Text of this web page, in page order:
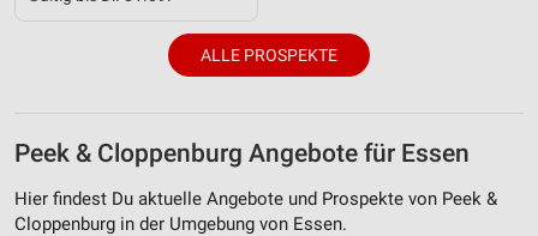
ALLE PROSPEKTE
Peek & Cloppenburg Angebote für Essen
Hier findest Du aktuelle Angebote und Prospekte von Peek &
Cloppenburg in der Umgebung von Essen.